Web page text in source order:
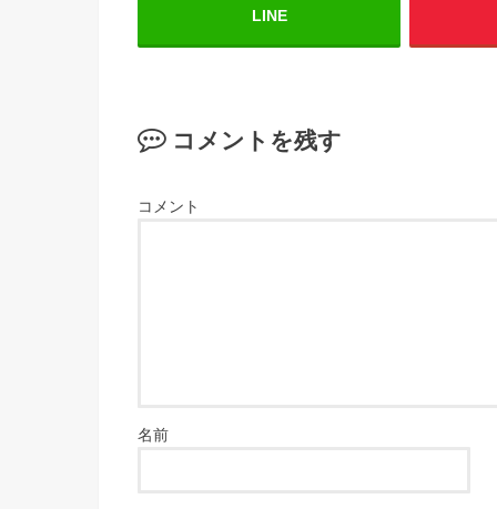
LINE
コメントを残す
コメント
名前